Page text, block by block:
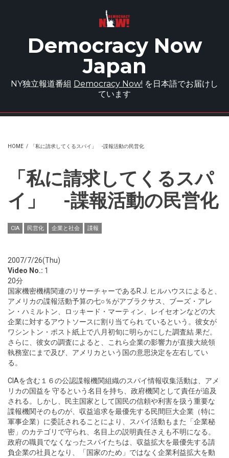
Democracy Now
Japan
NY独立報道番組 Democracy Now! を日本語でお届けし
ています
HOME / 「私に請求してくるスパイ」 -諜報活動の民営化
「私に請求してくるスパ
イ」 -諜報活動の民営化
CIA 民営化 企業と社会 諜報
2007/7/26(Thu)
Video No.: 1
20分
国家機密機構関連のリサーチャーであるR.J. ヒルハウスによると、
アメリカの諜報活動予算の七○％がアブラクサス、ブーズ・アレ
ン・ハミルトン、ロッキード・マーティン、レイセオンなどの大
企業に対するアウトソースに割り当てられ ているという。彼女が
ワシントン・ポスト紙上で八月初旬に明らかにした調査結 果だ。
さらに、彼女の調査によると、これら企業の影響力が直接大統領
執務室にまで及び、アメリカという国の意思決定を左右してい
る。
CIAを含む１６の公認諜報機関組織のスパイ情報収集活動は、アメ
リカの国益を 守るという名目を持ち、政府機関として責任が追及
される。しかし、民主国家として国民の信頼や利害を扱う重要な
諜報機関そのものが、収益追求を最優先する民間巨大企業（特に
軍事企業）に委託されることにより、スパイ活動もまた「企業秘
密」のカテゴリで守られ、名目上の説明責任さえも不明になる。
政府の職員でなくなったスパイたちは、収益拡大を最優先する請
負企業の社員となり、「国家のため」ではなく企業利益拡大を動